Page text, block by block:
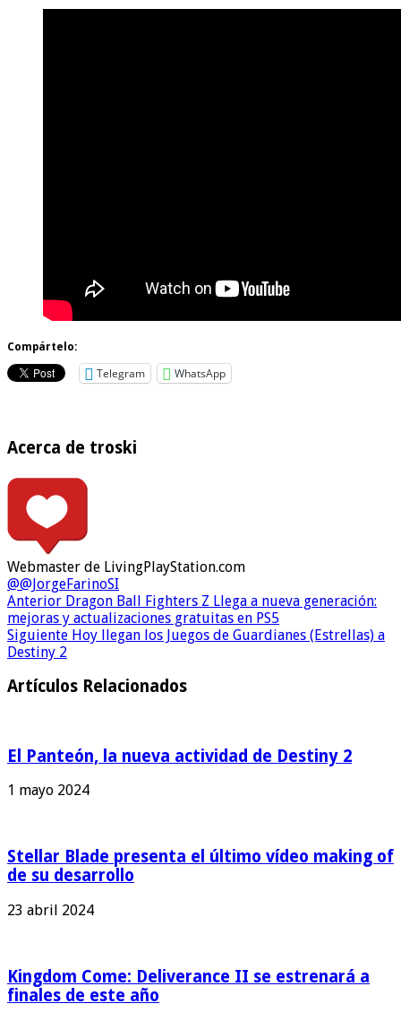
Compártelo:
Telegram WhatsApp
Acerca de troski
Webmaster de LivingPlayStation.com
@@JorgeFarinoSI
Anterior Dragon Ball Fighters Z Llega a nueva generación:
mejoras y actualizaciones gratuitas en PS5
Siguiente Hoy llegan los Juegos de Guardianes (Estrellas) a
Destiny 2
Artículos Relacionados
El Panteón, la nueva actividad de Destiny 2
1 mayo 2024
Stellar Blade presenta el último vídeo making of
de su desarrollo
23 abril 2024
Kingdom Come: Deliverance II se estrenará a
finales de este año